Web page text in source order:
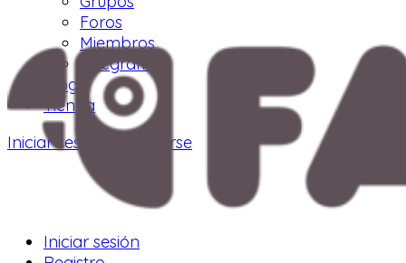
Foros
Miembros
Telegram
Blog
Tienda
Iniciar sesión
Registrarse
Iniciar sesión